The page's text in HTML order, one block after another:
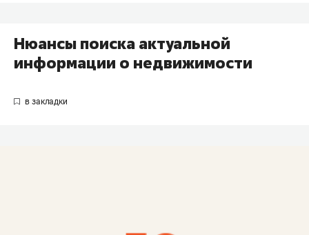
Нюансы поиска актуальной
информации о недвижимости